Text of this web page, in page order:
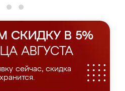
СКИДКУ В 5%
АВГУСТА
сейчас, скидка